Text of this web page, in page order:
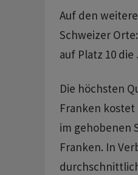
Auf den
Schweizer
auf Platz 10
Die höchsten
Franken
im gehobenen
Franken. In